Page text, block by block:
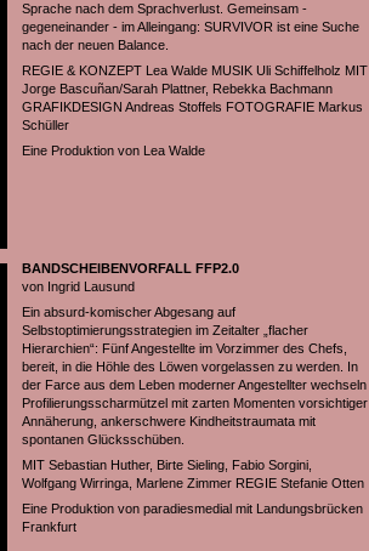
Sprache nach dem Sprachverlust. Gemeinsam -
gegeneinander - im Alleingang: SURVIVOR ist eine Suche
nach der neuen Balance.
REGIE & KONZEPT Lea Walde MUSIK Uli Schiffelholz MIT
Jorge Bascuñan/Sarah Plattner, Rebekka Bachmann
GRAFIKDESIGN Andreas Stoffels FOTOGRAFIE Markus
Schüller
Eine Produktion von Lea Walde
BANDSCHEIBENVORFALL FFP2.0
von Ingrid Lausund
Ein absurd-komischer Abgesang auf
Selbstoptimierungsstrategien im Zeitalter „flacher
Hierarchien“: Fünf Angestellte im Vorzimmer des Chefs,
bereit, in die Höhle des Löwen vorgelassen zu werden. In
der Farce aus dem Leben moderner Angestellter wechseln
Profilierungsscharmützel mit zarten Momenten vorsichtiger
Annäherung, ankerschwere Kindheitstraumata mit
spontanen Glücksschüben.
MIT Sebastian Huther, Birte Sieling, Fabio Sorgini,
Wolfgang Wirringa, Marlene Zimmer REGIE Stefanie Otten
Eine Produktion von paradiesmedial mit Landungsbrücken
Frankfurt